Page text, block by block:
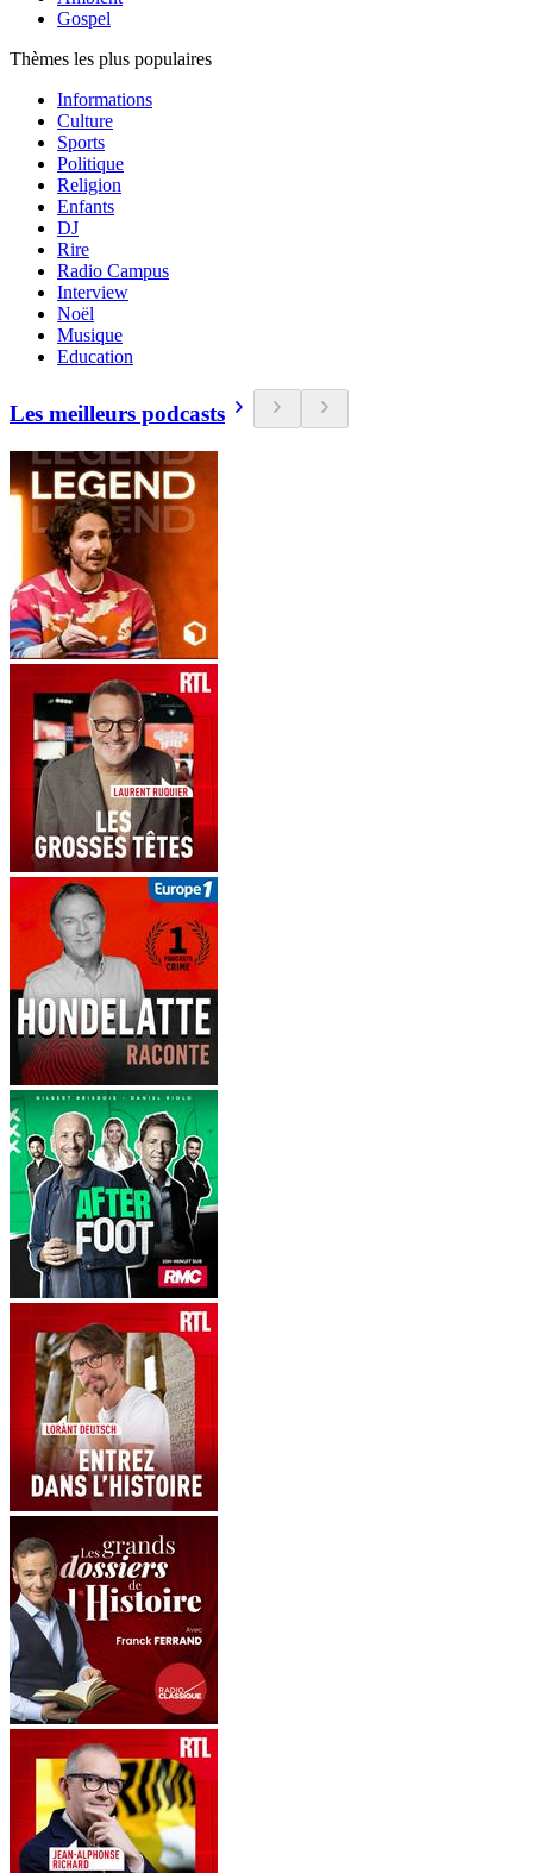
Gospel
Thèmes les plus populaires
Informations
Culture
Sports
Politique
Religion
Enfants
DJ
Rire
Radio Campus
Interview
Noël
Musique
Education
Les meilleurs podcasts